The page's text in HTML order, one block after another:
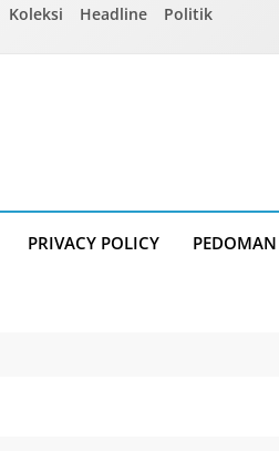
Koleksi Headline
Politik
PRIVACY POLICY